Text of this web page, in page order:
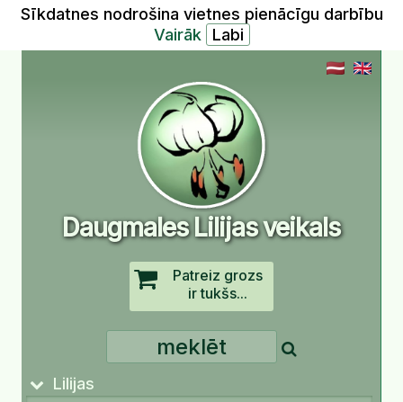
Sīkdatnes nodrošina vietnes pienācīgu darbību
Vairāk
Daugmales Lilijas veikals
Patreiz grozs
ir tukšs...
Lilijas